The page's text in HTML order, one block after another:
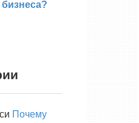
Почему